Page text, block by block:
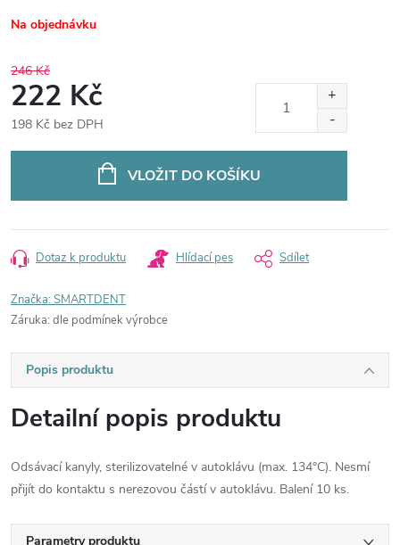
Na objednávku
246 Kč
222 Kč
198 Kč bez DPH
VLOŽIT DO KOŠÍKU
Dotaz k produktu Hlídací pes Sdílet
Značka:SMARTDENT
Záruka: dle podmínek výrobce
Popis produktu
Detailní popis produktu
Odsávací kanyly, sterilizovatelné v autoklávu (max. 134°C). Nesmí
přijít do kontaktu s nerezovou částí v autoklávu. Balení 10 ks.
Parametry produktu